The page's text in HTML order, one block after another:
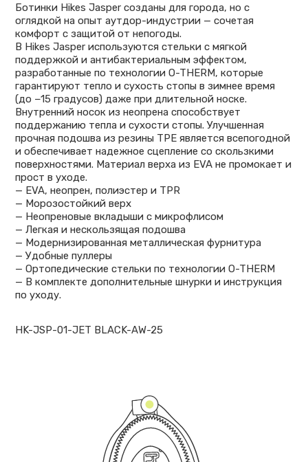
Ботинки Hikes Jasper созданы для города, но с
оглядкой на опыт аутдор-индустрии — сочетая
комфорт с защитой от непогоды.
В Hikes Jasper используются стельки с мягкой
поддержкой и антибактериальным эффектом,
разработанные по технологии O-THERM, которые
гарантируют тепло и сухость стопы в зимнее время
(до −15 градусов) даже при длительной носке.
Внутренний носок из неопрена способствует
поддержанию тепла и сухости стопы. Улучшенная
прочная подошва из резины ТРЕ является всепогодной
и обеспечивает надежное сцепление со скользкими
поверхностями. Материал верха из EVA не промокает и
прост в уходе.
— EVA, неопрен, полиэстер и TPR
— Морозостойкий верх
— Неопреновые вкладыши с микрофлисом
— Легкая и нескользящая подошва
— Модернизированная металлическая фурнитура
— Удобные пуллеры
— Ортопедические стельки по технологии O-THERM
— В комплекте дополнительные шнурки и инструкция
по уходу.
HK-JSP-01-JET BLACK-AW-25